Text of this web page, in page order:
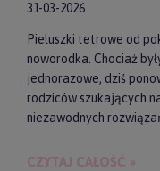
31-03-2026
Pieluszki tetrowe od
noworodka. Chociaż
jednorazowe, dziś
rodziców szukających
niezawodnych
przyjazne dla skóry
CZYTAJ CAŁOŚĆ »